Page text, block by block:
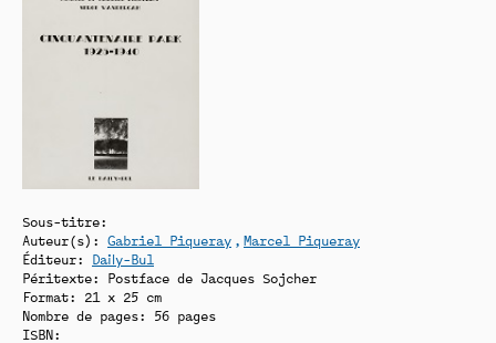
Rencontres
Sous-titre:
Auteur(s): Gabriel Piqueray
Marcel Piqueray
Éditeur: Daily-Bul
Péritexte: Postface de Jacques Sojcher
Format: 21 x 25 cm
Nombre de pages: 56 pages
ISBN: